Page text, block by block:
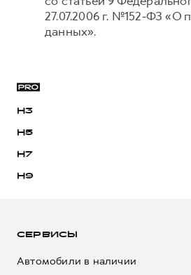
27.07.2006 г. №152-ФЗ «О
данных».
H3
H5
H7
H9
СЕРВИСЫ
Автомобили в наличии